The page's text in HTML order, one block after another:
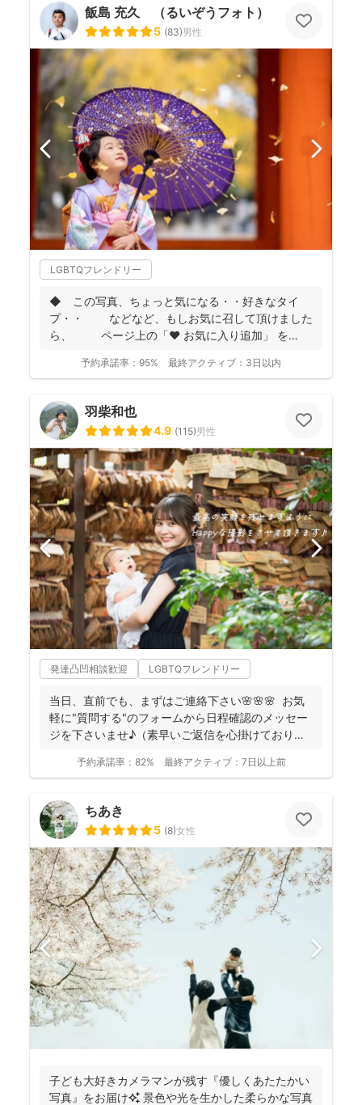
飯島 充久 （るいぞうフォト）
5 (83)男性
LGBTQフレンドリー
◆ この写真、ちょっと気になる・・好きなタイ
プ・・ などなど、もしお気に召して頂けました
ら、 ページ上の「❤ お気に入り追加」 を
予約承諾率： 95% 最終アクティブ： 3日以内
羽柴和也
4.9 (115)男性
発達凸凹相談歓迎 LGBTQフレンドリー
当日、直前でも、まずはご連絡下さい🌸🌸🌸 お気
軽に"質問する"のフォームから日程確認のメッセー
ジを下さいませ♪（素早いご返信を心掛けておりま
予約承諾率： 82% 最終アクティブ： 7日以上前
ちあき
5 (8)女性
子ども大好きカメラマンが残す『優しくあたたかい
写真』をお届け✨ 景色や光を生かした柔らかな写真